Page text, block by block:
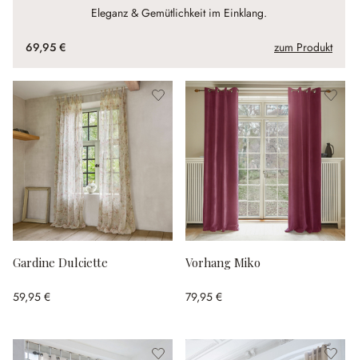
Eleganz & Gemütlichkeit im Einklang.
69,95 € zum Produkt
Gardine Dulciette
59,95 €
Vorhang Miko
79,95 €